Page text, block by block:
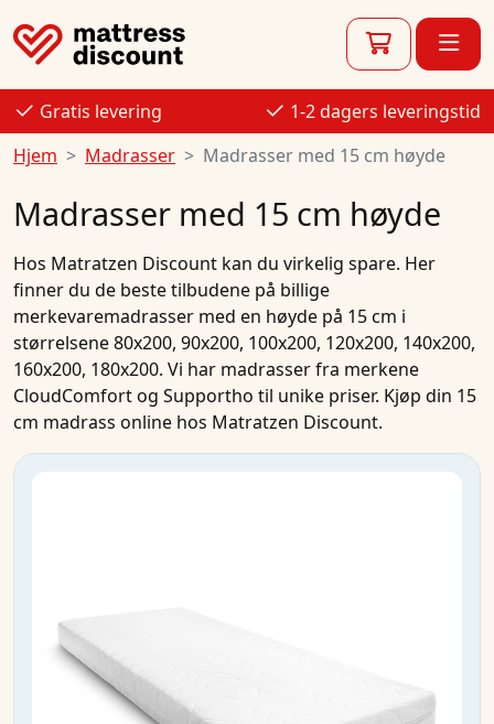
Gratis levering
1-2 dagers leveringstid
Hjem
Madrasser Madrasser med 15 cm høyde
Madrasser med 15 cm høyde
Hos Matratzen Discount kan du virkelig spare. Her
finner du de bestetilbudene på billige
merkevaremadrasser med en høyde på 15 cm i
størrelsene80x200, 90x200, 100x200, 120x200, 140x200,
160x200, 180x200. Vi har madrasserfra merkene
CloudComfortog Supportho til unike priser. Kjøp din 15
cm madrass online hos Matratzen Discount.